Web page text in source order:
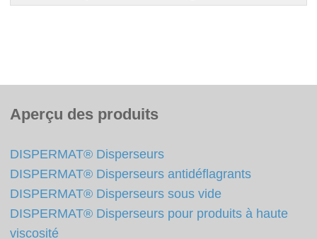
Aperçu des produits
DISPERMAT® Disperseurs
DISPERMAT® Disperseurs antidéflagrants
DISPERMAT® Disperseurs sous vide
DISPERMAT® Disperseurs pour produits à haute
viscosité